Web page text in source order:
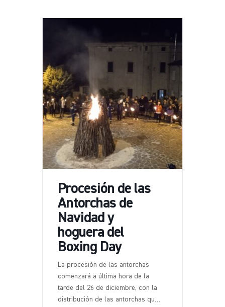
Procesión de las
Antorchas de
Navidad y
hoguera del
Boxing Day
La procesión de las antorchas
comenzará a última hora de la
tarde del 26 de diciembre, con la
distribución de las antorchas que